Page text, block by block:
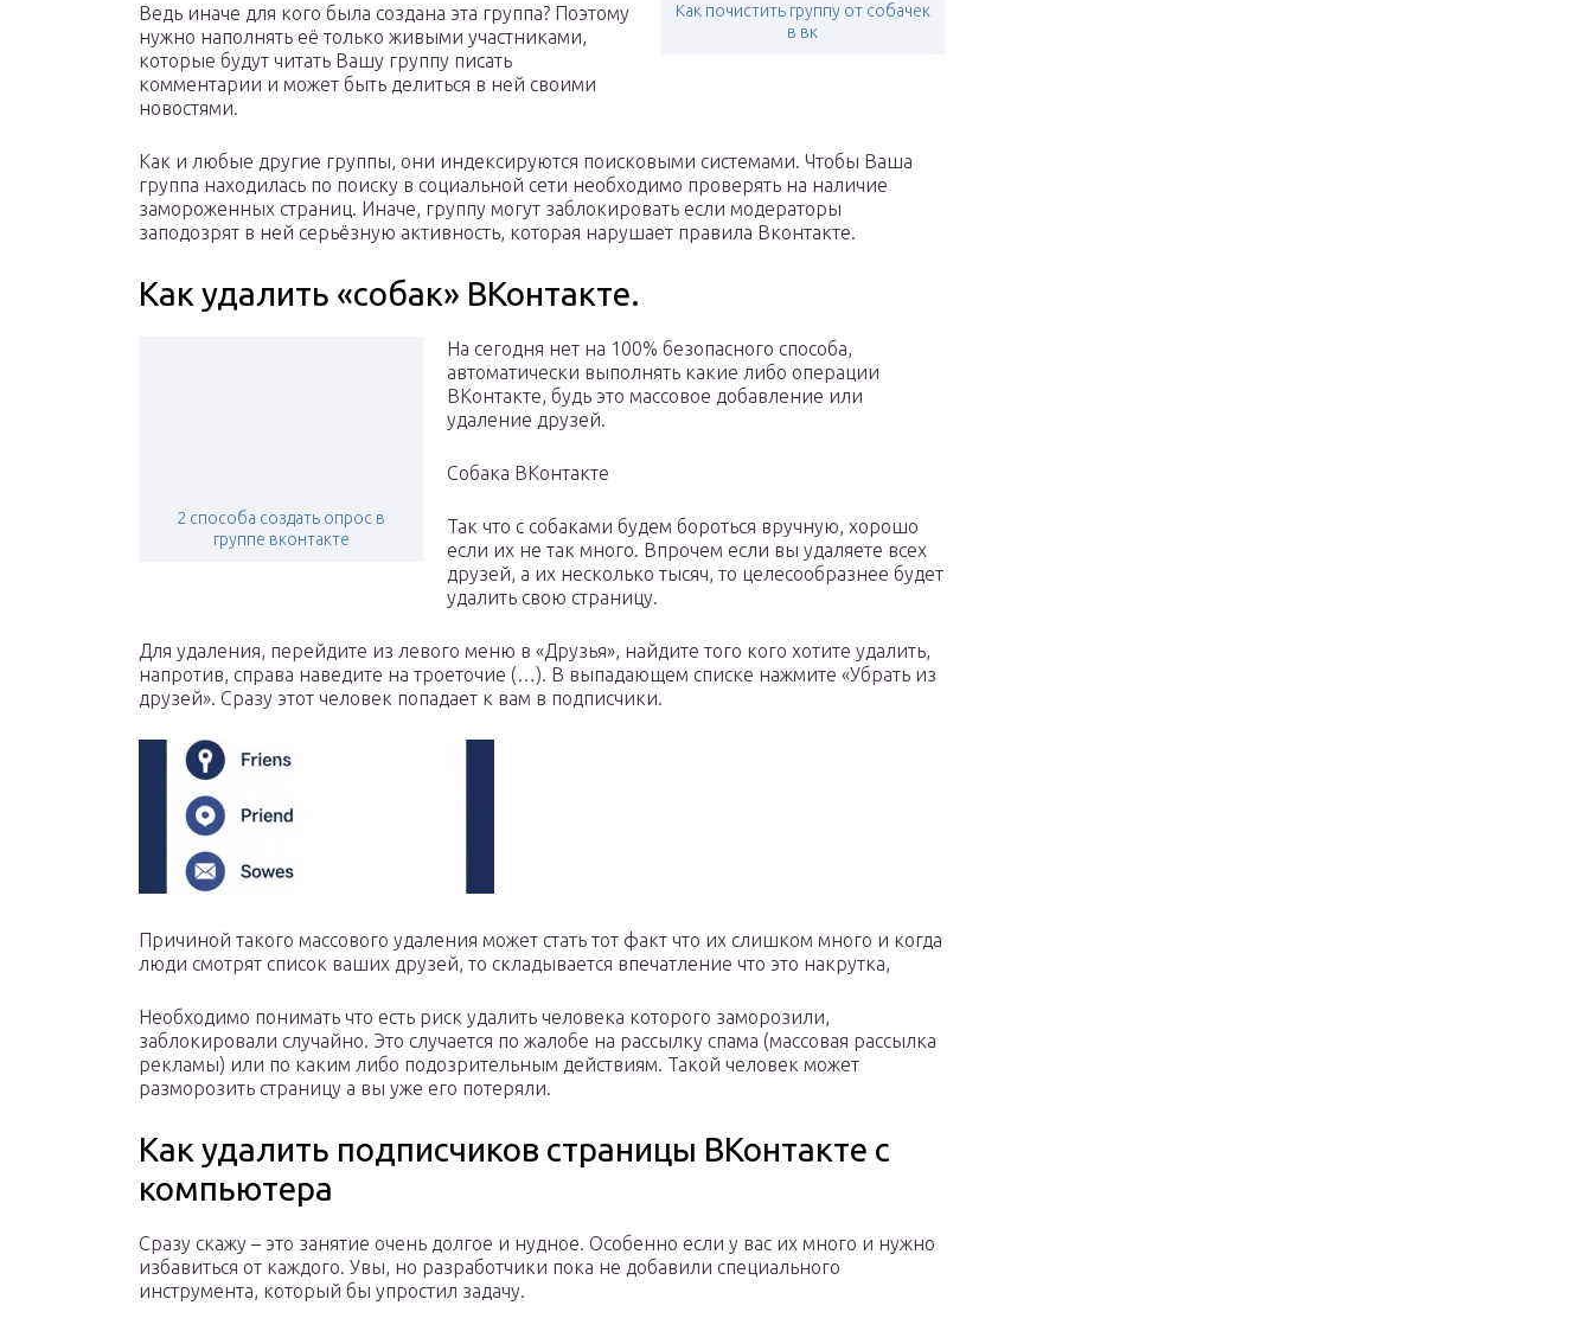
Как почистить группу от собачек
в вк
Ведь иначе для кого была создана эта группа? Поэтому
нужно наполнять её только живыми участниками,
которые будут читать Вашу группу писать
комментарии и может быть делиться в ней своими
новостями.
Как и любые другие группы, они индексируются поисковыми системами. Чтобы Ваша
группа находилась по поиску в социальной сети необходимо проверять на наличие
замороженных страниц. Иначе, группу могут заблокировать если модераторы
заподозрят в ней серьёзную активность, которая нарушает правила Вконтакте.
Как удалить «собак» ВКонтакте.
2 способа создать опрос в
группе вконтакте
На сегодня нет на 100% безопасного способа,
автоматически выполнять какие либо операции
ВКонтакте, будь это массовое добавление или
удаление друзей.
Собака ВКонтакте
Так что с собаками будем бороться вручную, хорошо
если их не так много. Впрочем если вы удаляете всех
друзей, а их несколько тысяч, то целесообразнее будет
удалить свою страницу.
Для удаления, перейдите из левого меню в «Друзья», найдите того кого хотите удалить,
напротив, справа наведите на троеточие (…). В выпадающем списке нажмите «Убрать из
друзей». Сразу этот человек попадает к вам в подписчики.
Причиной такого массового удаления может стать тот факт что их слишком много и когда
люди смотрят список ваших друзей, то складывается впечатление что это накрутка,
Необходимо понимать что есть риск удалить человека которого заморозили,
заблокировали случайно. Это случается по жалобе на рассылку спама (массовая рассылка
рекламы) или по каким либо подозрительным действиям. Такой человек может
разморозить страницу а вы уже его потеряли.
Как удалить подписчиков страницы ВКонтакте с
компьютера
Сразу скажу – это занятие очень долгое и нудное. Особенно если у вас их много и нужно
избавиться от каждого. Увы, но разработчики пока не добавили специального
инструмента, который бы упростил задачу.